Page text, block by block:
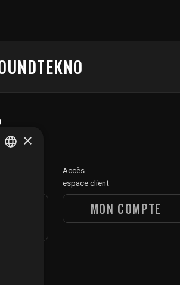
Accès
espace client
MON COMPTE
×